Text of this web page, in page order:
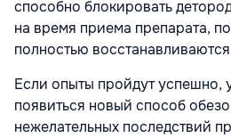
способно блокировать
на время приема препарата,
полностью
Если опыты пройдут успешно,
появиться новый способ
нежелательных последствий